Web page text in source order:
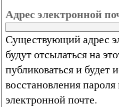
Адрес электронной
Существующий адрес
будут отсылаться на
публиковаться и
восстановления
электронной почте.